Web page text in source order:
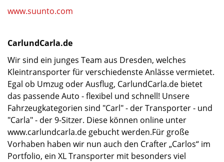
www.suunto.com
CarlundCarla.de
Wir sind ein junges Team aus Dresden, welches
Kleintransporter für verschiedenste Anlässe vermietet.
Egal ob Umzug oder Ausflug, CarlundCarla.de bietet
das passende Auto - flexibel und schnell! Unsere
Fahrzeugkategorien sind "Carl" - der Transporter - und
"Carla" - der 9-Sitzer. Diese können online unter
www.carlundcarla.de gebucht werden.Für große
Vorhaben haben wir nun auch den Crafter „Carlos“ im
Portfolio, ein XL Transporter mit besonders viel